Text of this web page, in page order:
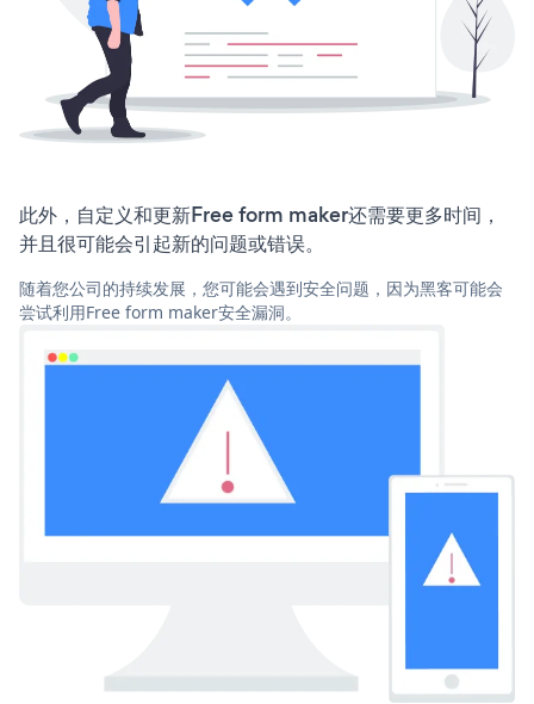
此外，自定义和更新Free form maker还需要更多时间，
并且很可能会引起新的问题或错误。
随着您公司的持续发展，您可能会遇到安全问题，因为黑客可能会
尝试利用Free form maker安全漏洞。